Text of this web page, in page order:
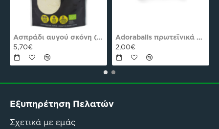
Ασπράδι αυγού σκόνη (Αλβουμίνη) Ola-Bio 50gr
5,70€
Adoraballs πρωτεϊνικά μπαλάκια choco praline delight 40γρ Nutree Χ.ΓΛ
2,00€
Εξυπηρέτηση Πελατών
Σχετικά με εμάς